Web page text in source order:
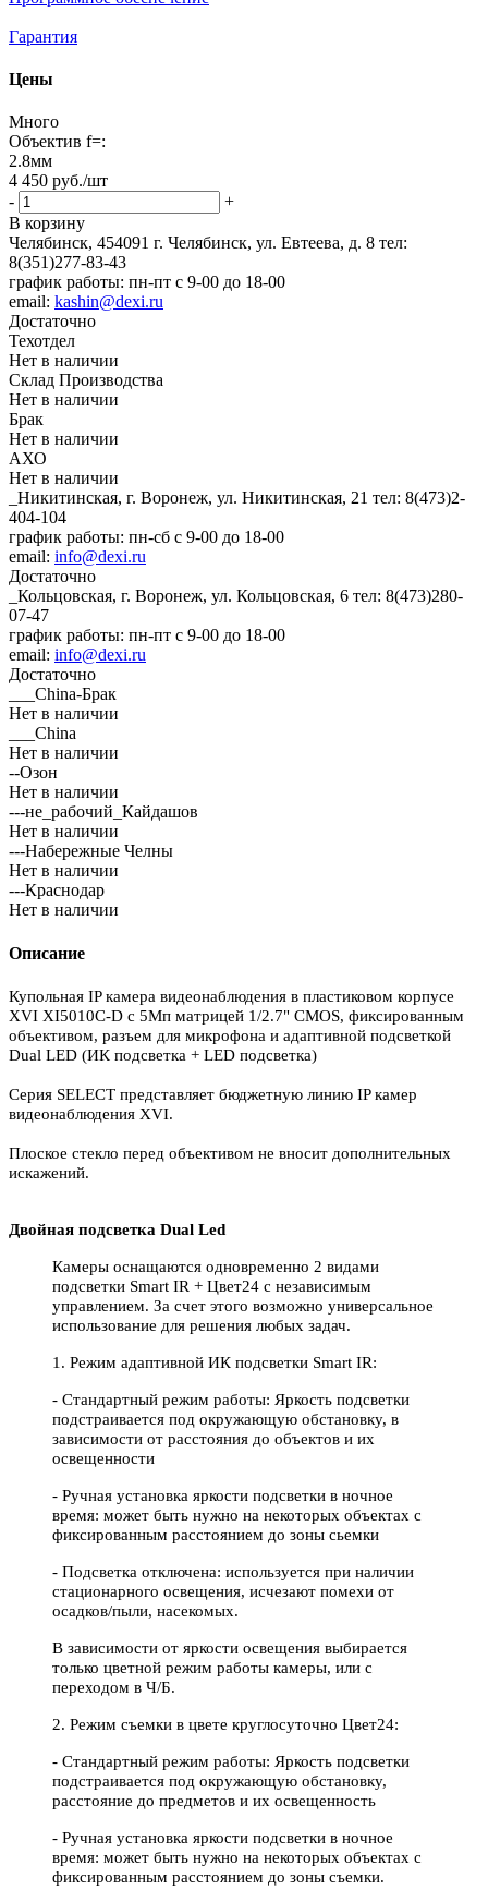
Гарантия
Цены
Много
Объектив f=:
2.8мм
4 450 руб./шт
-
+
В корзину
Челябинск, 454091 г. Челябинск, ул. Евтеева, д. 8 тел:
8(351)277-83-43
график работы: пн-пт с 9-00 до 18-00
email: kashin@dexi.ru
Достаточно
Техотдел
Нет в наличии
Склад Производства
Нет в наличии
Брак
Нет в наличии
АХО
Нет в наличии
_Никитинская, г. Воронеж, ул. Никитинская, 21 тел: 8(473)2-
404-104
график работы: пн-сб с 9-00 до 18-00
email: info@dexi.ru
Достаточно
_Кольцовская, г. Воронеж, ул. Кольцовская, 6 тел: 8(473)280-
07-47
график работы: пн-пт с 9-00 до 18-00
email: info@dexi.ru
Достаточно
___China-Брак
Нет в наличии
___China
Нет в наличии
--Озон
Нет в наличии
---не_рабочий_Кайдашов
Нет в наличии
---Набережные Челны
Нет в наличии
---Краснодар
Нет в наличии
Описание
Купольная IP камера видеонаблюдения в пластиковом корпусе
XVI XI5010C-D с 5Мп матрицей 1/2.7" CMOS, фиксированным
объективом, разъем для микрофона и адаптивной подсветкой
Dual LED (ИК подсветка + LED подсветка)
Серия SELECT представляет бюджетную линию IP камер
видеонаблюдения XVI.
Плоское стекло перед объективом не вносит дополнительных
искажений.
Двойная подсветка Dual Led
Камеры оснащаются одновременно 2 видами
подсветки Smart IR + Цвет24 c независимым
управлением. За счет этого возможно универсальное
использование для решения любых задач.
1. Режим адаптивной ИК подсветки Smart IR:
- Стандартный режим работы: Яркость подсветки
подстраивается под окружающую обстановку, в
зависимости от расстояния до объектов и их
освещенности
- Ручная установка яркости подсветки в ночное
время: может быть нужно на некоторых объектах с
фиксированным расстоянием до зоны сьемки
- Подсветка отключена: используется при наличии
стационарного освещения, исчезают помехи от
осадков/пыли, насекомых.
В зависимости от яркости освещения выбирается
только цветной режим работы камеры, или с
переходом в Ч/Б.
2. Режим съемки в цвете круглосуточно Цвет24:
- Стандартный режим работы: Яркость подсветки
подстраивается под окружающую обстановку,
расстояние до предметов и их освещенность
- Ручная установка яркости подсветки в ночное
время: может быть нужно на некоторых объектах c
фиксированным расстоянием до зоны съемки.